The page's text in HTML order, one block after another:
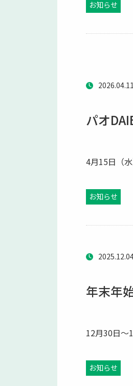
お知らせ
2026.04.11
パオ
4月15日（
お知らせ
年末年
12月30日～
お知らせ